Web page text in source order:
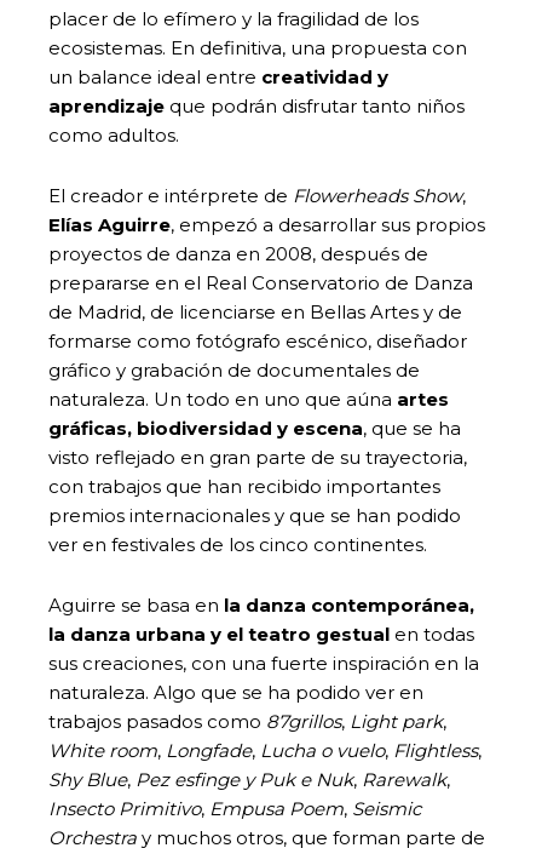
placer de lo efímero y la fragilidad de los
ecosistemas. En definitiva, una propuesta con
un balance ideal entre creatividad y
aprendizaje que podrán disfrutar tanto niños
como adultos.
El creador e intérprete de Flowerheads Show,
Elías Aguirre, empezó a desarrollar sus propios
proyectos de danza en 2008, después de
prepararse en el Real Conservatorio de Danza
de Madrid, de licenciarse en Bellas Artes y de
formarse como fotógrafo escénico, diseñador
gráfico y grabación de documentales de
naturaleza. Un todo en uno que aúna artes
gráficas, biodiversidad y escena, que se ha
visto reflejado en gran parte de su trayectoria,
con trabajos que han recibido importantes
premios internacionales y que se han podido
ver en festivales de los cinco continentes.
Aguirre se basa en la danza contemporánea,
la danza urbana y el teatro gestual en todas
sus creaciones, con una fuerte inspiración en la
naturaleza. Algo que se ha podido ver en
trabajos pasados como 87grillos, Light park,
White room, Longfade, Lucha o vuelo, Flightless,
Shy Blue, Pez esfinge y Puk e Nuk, Rarewalk,
Insecto Primitivo, Empusa Poem, Seismic
Orchestra y muchos otros, que forman parte de